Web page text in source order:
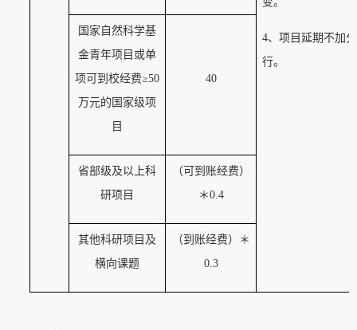
4、项目延期不加
行。
国家 自然科学基
金青年项目或单
项可到校经费≥50
万元的国家级项
目
40
省部级及以上科
研项目
（可到账经费）
＊0.4
其他科研项目及
横向课题
（到账经费）＊
0.3